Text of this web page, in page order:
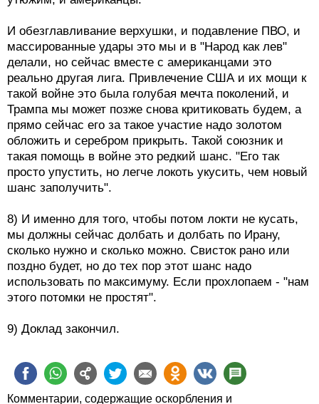
И обезглавливание верхушки, и подавление ПВО, и
массированные удары это мы и в "Народ как лев"
делали, но сейчас вместе с американцами это
реально другая лига. Привлечение США и их мощи к
такой войне это была голубая мечта поколений, и
Трампа мы может позже снова критиковать будем, а
прямо сейчас его за такое участие надо золотом
обложить и серебром прикрыть. Такой союзник и
такая помощь в войне это редкий шанс. "Его так
просто упустить, но легче локоть укусить, чем новый
шанс заполучить".
8) И именно для того, чтобы потом локти не кусать,
мы должны сейчас долбать и долбать по Ирану,
сколько нужно и сколько можно. Свисток рано или
поздно будет, но до тех пор этот шанс надо
использовать по максимуму. Если прохлопаем - "нам
этого потомки не простят".
9) Доклад закончил.
Комментарии, содержащие оскорбления и